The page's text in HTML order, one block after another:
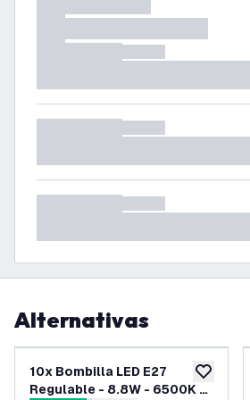
Alternativas
añadir a
10x Bombilla LED E27
Regulable - 8.8W - 6500K -